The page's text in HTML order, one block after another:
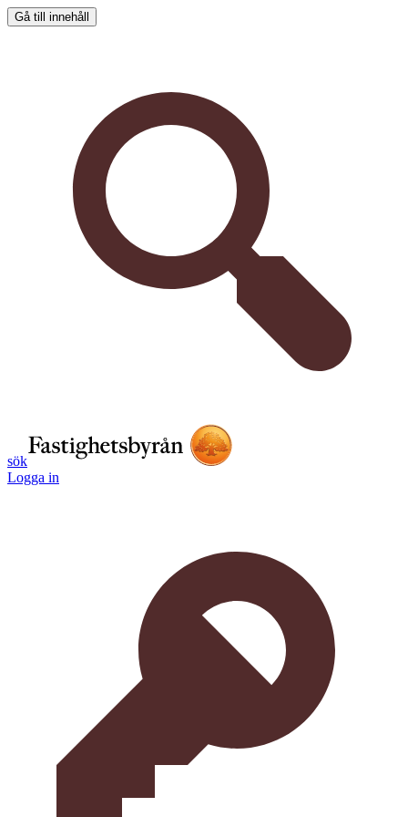
Gå till innehåll
sök
Logga in